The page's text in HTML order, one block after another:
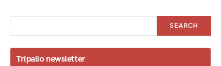
SEARCH
Tripalio newsletter